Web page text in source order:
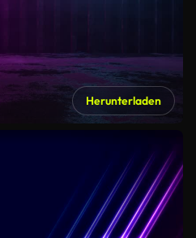
Herunterladen